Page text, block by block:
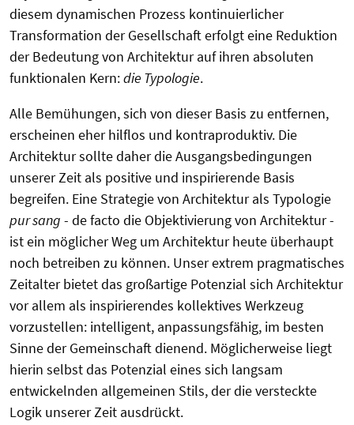
diesem dynamischen Prozess kontinuierlicher
Transformation der Gesellschaft erfolgt eine Reduktion
der Bedeutung von Architektur auf ihren absoluten
funktionalen Kern:die Typologie.
Alle Bemühungen, sich von dieser Basis zu entfernen,
erscheinen eher hilflos und kontraproduktiv. Die
Architektur sollte daher die Ausgangsbedingungen
unserer Zeit als positive und inspirierende Basis
begreifen. Eine Strategie von Architektur als Typologie
pur sang - de facto die Objektivierung von Architektur -
ist ein möglicher Weg um Architektur heute überhaupt
noch betreiben zu können. Unser extrem pragmatisches
Zeitalter bietet das großartige Potenzial sich Architektur
vor allem als inspirierendes kollektives Werkzeug
vorzustellen: intelligent, anpassungsfähig, im besten
Sinne der Gemeinschaft dienend. Möglicherweise liegt
hierin selbst das Potenzial eines sich langsam
entwickelnden allgemeinen Stils, der die versteckte
Logik unserer Zeit ausdrückt.